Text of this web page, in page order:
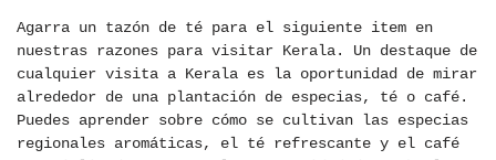
Agarra un tazón de té para el siguiente item en
nuestras razones para visitar Kerala. Un destaque de
cualquier visita a Kerala es la oportunidad de mirar
alrededor de una plantación de especias, té o café.
Puedes aprender sobre cómo se cultivan las especias
regionales aromáticas, el té refrescante y el café